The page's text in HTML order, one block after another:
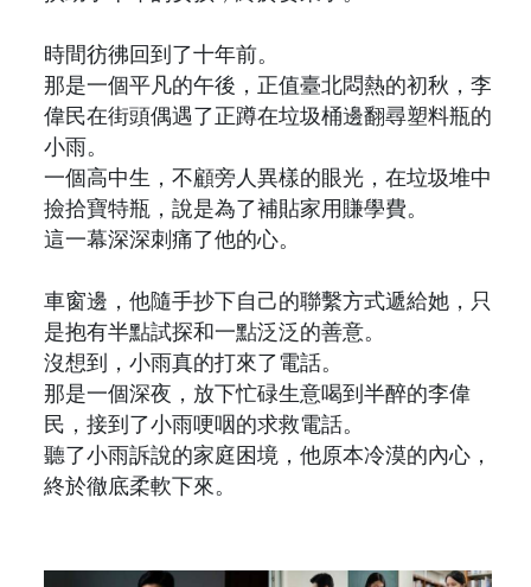
時間彷彿回到了十年前。
那是一個平凡的午後，正值臺北悶熱的初秋，李
偉民在街頭偶遇了正蹲在垃圾桶邊翻尋塑料瓶的
小雨。
一個高中生，不顧旁人異樣的眼光，在垃圾堆中
撿拾寶特瓶，說是為了補貼家用賺學費。
這一幕深深刺痛了他的心。
車窗邊，他隨手抄下自己的聯繫方式遞給她，只
是抱有半點試探和一點泛泛的善意。
沒想到，小雨真的打來了電話。
那是一個深夜，放下忙碌生意喝到半醉的李偉
民，接到了小雨哽咽的求救電話。
聽了小雨訴說的家庭困境，他原本冷漠的內心，
終於徹底柔軟下來。